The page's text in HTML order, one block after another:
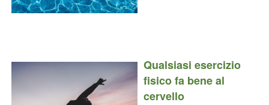
Qualsiasi esercizio
fisico fa bene al
cervello